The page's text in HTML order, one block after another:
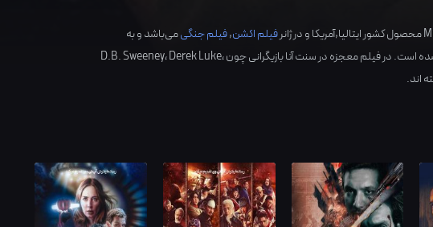
ایتالیا,آمریکاو در ژانرفیلم اکشن,فیلم جنگیمی‌باشد و به
است. در فیلم معجزه در سنت آنا بازیگرانی چون D.B. Sweeney،Derek Luke،
اند.